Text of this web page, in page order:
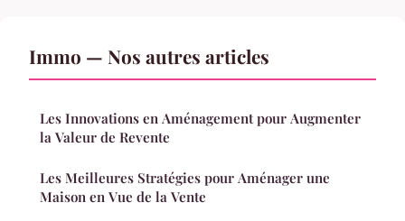
Immo — Nos autres articles
Les Innovations en Aménagement pour Augmenter
la Valeur de Revente
Les Meilleures Stratégies pour Aménager une
Maison en Vue de la Vente